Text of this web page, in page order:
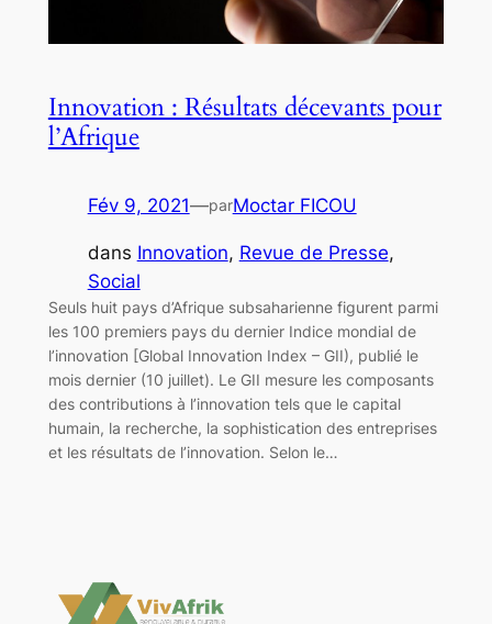
Innovation : Résultats décevants pour
l’Afrique
Fév 9, 2021—parMoctar FICOU
dans Innovation, Revue de Presse
Social
Seuls huit pays d’Afrique subsaharienne figurent parmi
les 100 premiers pays du dernier Indice mondial de
l’innovation [Global Innovation Index – GII), publié le
mois dernier (10 juillet). Le GII mesure les composants
des contributions à l’innovation tels que le capital
humain, la recherche, la sophistication des entreprises
et les résultats de l’innovation. Selon le…